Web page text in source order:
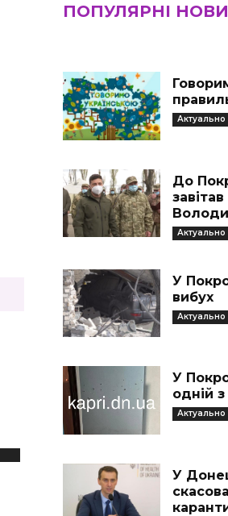
ПОПУЛЯРНІ
Актуально
До
Актуально
У
вибух
Актуально
У
одній
Актуально
У